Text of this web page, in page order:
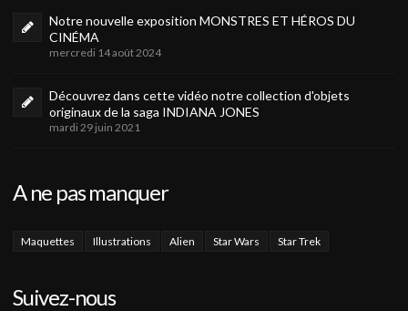
Notre nouvelle exposition MONSTRES ET HÉROS DU
CINÉMA
mercredi 14 août 2024
Découvrez dans cette vidéo notre collection d'objets
originaux de la saga INDIANA JONES
mardi 29 juin 2021
A ne pas manquer
Maquettes Illustrations Alien Star Wars Star Trek
Suivez-nous